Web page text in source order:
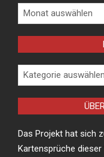
Archiv
Bitte
wählen:
Das Projekt hat sich
Kartensprüche